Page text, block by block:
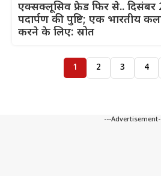
एक्सक्लूसिव फ्रेड फिर से..
पदार्पण की पुष्टि; एक भारतीय
करने के लिए: स्रोत
1 2 3 4
---